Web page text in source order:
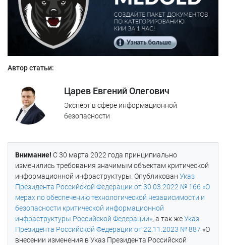
безопасности КИИ?
Нужно ли использовать сертифицированные средства
защиты информации в КИИ?
8 Какие нормативные документы по КИИ есть в настоящий
Автор статьи:
Царев Евгений Олегович
Эксперт в сфере информационной
безопасности
Внимание! С 30 марта 2022 года принципиально
изменились требования значимым объектам критической
информационной инфраструктуры. Опубликован Указ
Президента Российской Федерации от 30.03.2022 № 166 «О
мерах по обеспечению технологической независимости и
безопасности критической информационной
инфраструктуры Российской Федерации», а так жеУказ
Президента Российской Федерации от 22.11.2023 № 887 «О
внесении изменения в Указ Президента Российской